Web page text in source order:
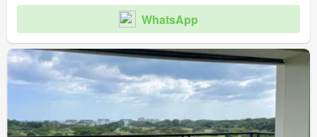
WhatsApp